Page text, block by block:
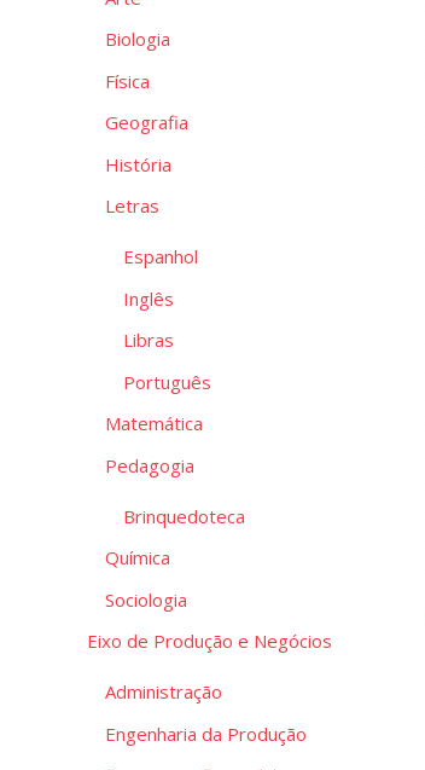
Biologia
Física
Geografia
História
Letras
Espanhol
Inglês
Libras
Português
Matemática
Pedagogia
Brinquedoteca
Química
Sociologia
Eixo de Produção e Negócios
Administração
Engenharia da Produção